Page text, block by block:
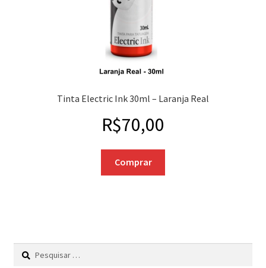
Tinta Electric Ink 30ml – Laranja Real
R$70,00
Comprar
Pesquisar